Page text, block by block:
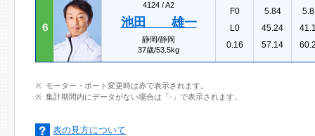
６
4124 /A2
池田 雄一
静岡/静岡
37歳/53.5kg
F0
L0
0.16
5.84
45.24
57.14
モーター・ボート変更時は赤で表示されます。
集計期間内にデータがない場合は「-」で表示されます。
表の見方について